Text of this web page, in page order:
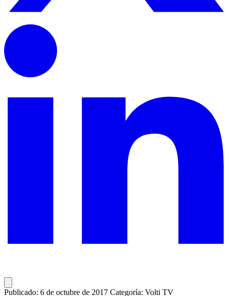
Publicado: 6 de octubre de 2017 Categoría: Volti TV